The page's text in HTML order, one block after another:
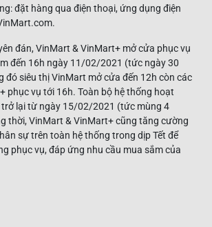
đặt hàng qua điện thoại, ứng dụng điện
đán, VinMart & VinMart+ mở cửa phục vụ
đến 16h ngày 11/02/2021 (tức ngày 30
đó siêu thị VinMart mở cửa đến 12h còn các
phục vụ tới 16h. Toàn bộ hệ thống hoạt
lại từ ngày 15/02/2021 (tức mùng 4
thời, VinMart & VinMart+ cũng tăng cường
sự trên toàn hệ thống trong dịp Tết để
phục vụ, đáp ứng nhu cầu mua sắm của